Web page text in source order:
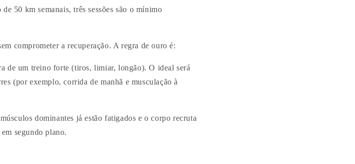
50 km semanais, três sessões são o mínimo
comprometer a recuperação. A regra de ouro é:
de um treino forte (tiros, limiar, longão). O ideal será
(por exemplo, corrida de manhã e musculação à
dominantes já estão fatigados e o corpo recruta
segundo plano.